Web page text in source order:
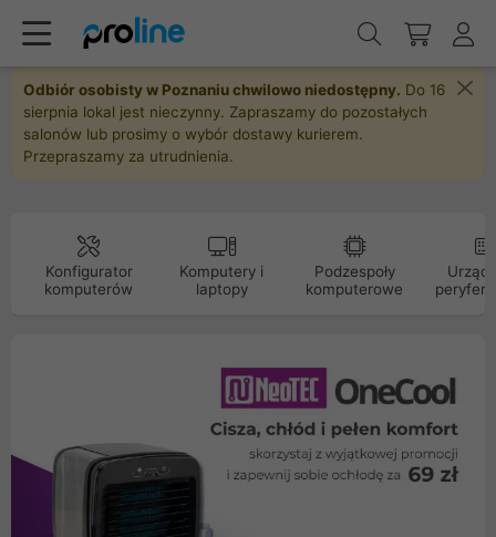
Odbiór osobisty w Poznaniu chwilowo niedostępny. Do 16
sierpnia lokal jest nieczynny. Zapraszamy do pozostałych
salonów lub prosimy o wybór dostawy kurierem.
Przepraszamy za utrudnienia.
Konfigurator
komputerów
Komputery i
laptopy
Podzespoły
komputerowe